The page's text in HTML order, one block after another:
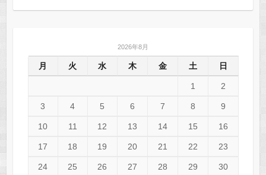
2026年8月
月 火 水 木 金 土 日
1 2
3 4 5 6 7 8 9
10 11 12 13 14 15 16
17 18 19 20 21 22 23
24 25 26 27 28 29 30